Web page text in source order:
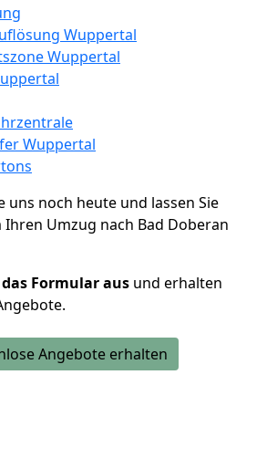
Wuppertal
Wuppertal
Wuppertal
uns noch heute und lassen Sie
Ihren Umzug nach Bad Doberan
Formular aus und erhalten
Angebote erhalten